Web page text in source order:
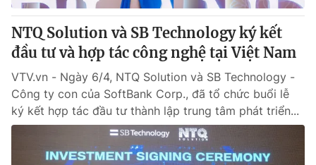
® Cấm sao chép dưới mọi hình thức nếu không có sự chấp
thuận bằng văn bản. Ghi rõ nguồn VTV.vn khi phát hành lại
thông tin từ website này.
NTQ Solution và SB Technology ký kết
đầu tư và hợp tác công nghệ tại Việt Nam
VTV.vn - Ngày 6/4, NTQ Solution và SB Technology -
Công ty con của SoftBank Corp., đã tổ chức buổi lễ
ký kết hợp tác đầu tư thành lập trung tâm phát triển...